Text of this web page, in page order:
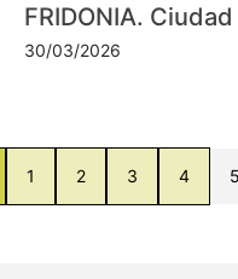
FRIDONIA.
30/03/2026
1 2 3 4 5